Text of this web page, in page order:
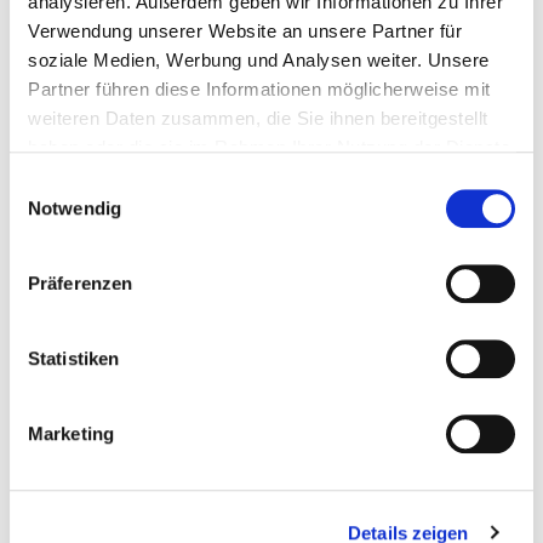
Verwendung unserer Website an unsere Partner für
soziale Medien, Werbung und Analysen weiter. Unsere
Partner führen diese Informationen möglicherweise mit
weiteren Daten zusammen, die Sie ihnen bereitgestellt
Notwendig
Präferenzen
Statistiken
Marketing
Details zeigen
lidc
Linke
dIn
Registriert
, welcher
dem
1
Tag